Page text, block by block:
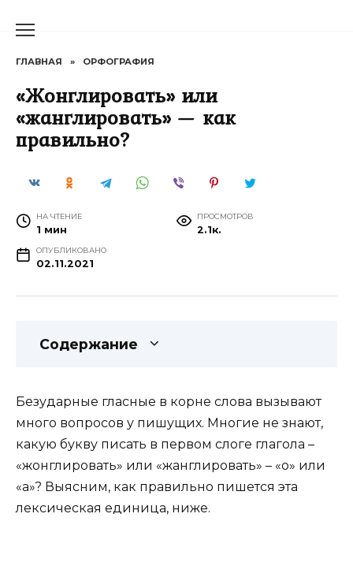
ГЛАВНАЯ » ОРФОГРАФИЯ
«Жонглировать» или
«жанглировать» — как
правильно?
НА ЧТЕНИЕ
1 мин
ПРОСМОТРОВ
2.1к.
ОПУБЛИКОВАНО
02.11.2021
Содержание
Безударные гласные в корне слова вызывают
много вопросов у пишущих. Многие не знают,
какую букву писать в первом слоге глагола –
«жонглировать» или «жанглировать» – «о» или
«а»? Выясним, как правильно пишется эта
лексическая единица, ниже.